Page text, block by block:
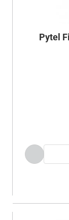
Pytel